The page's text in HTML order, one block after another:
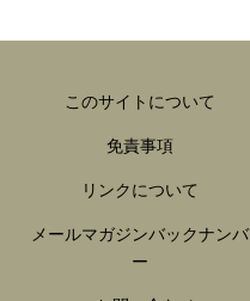
このサイトについて
免責事項
リンクについて
メールマガジンバックナンバ
ー